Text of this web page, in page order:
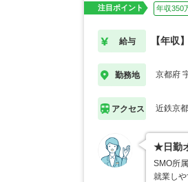
注目ポイント 年収350
給与 【年収
勤務地 京都府
アクセス 近鉄京
★日勤
SMO所
就業しや